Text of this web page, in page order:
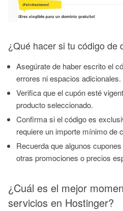
¿Qué hacer si tu código de
Asegúrate de haber escrito el
errores ni espacios adicionales.
Verifica que el cupón esté
producto seleccionado.
Confirma si el código es
requiere un importe mínimo de
Recuerda que algunos
otras promociones o precios
¿Cuál es el mejor
servicios en Hostinger?